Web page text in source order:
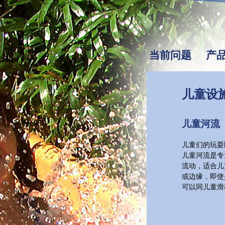
当前问题 产
儿童设
儿童河流
儿童们的玩
儿童河流是
流动，适合
或边缘，即
可以同儿童